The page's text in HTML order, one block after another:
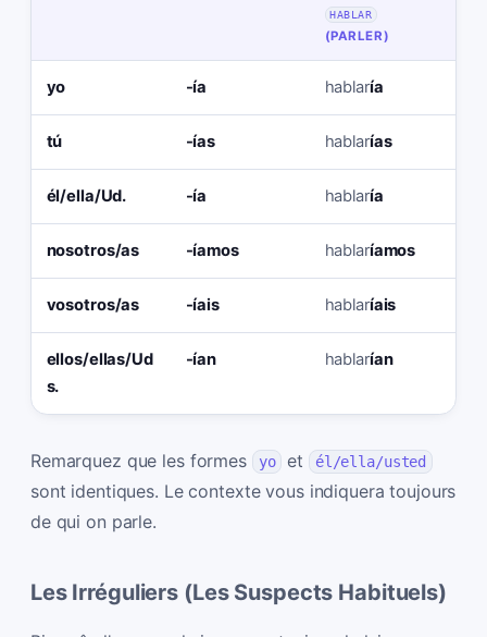
HABLAR
(PARLER)
yo -ía hablaría
tú -ías hablarías
él/ella/Ud. -ía hablaría
nosotros/as -íamos hablaríamos
vosotros/as -íais hablaríais
ellos/ellas/Ud
s.
-ían hablarían
Remarquez que les formes yo et él/ella/usted
sont identiques. Le contexte vous indiquera toujours
de qui on parle.
Les Irréguliers (Les Suspects Habituels)